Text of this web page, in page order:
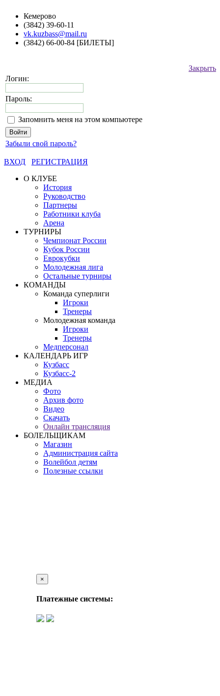
Кемерово
(3842) 39-60-11
vk.kuzbass@mail.ru
(3842) 66-00-84 [БИЛЕТЫ]
Закрыть
Логин:
Пароль:
Запомнить меня на этом компьютере
Забыли свой пароль?
ВХОД
РЕГИСТРАЦИЯ
О КЛУБЕ
История
Руководство
Партнеры
Работники клуба
Арена
ТУРНИРЫ
Чемпионат России
Кубок России
Еврокубки
Молодежная лига
Остальные турниры
КОМАНДЫ
Команда суперлиги
Игроки
Тренеры
Молодежная команда
Игроки
Тренеры
Медперсонал
КАЛЕНДАРЬ ИГР
Кузбасс
Кузбасс-2
МЕДИА
Фото
Архив фото
Видео
Скачать
Онлайн трансляция
БОЛЕЛЬЩИКАМ
Магазин
Администрация сайта
Волейбол детям
Полезные ссылки
×
Платежные системы: